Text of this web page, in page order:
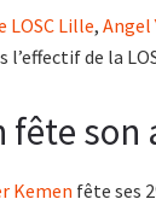
LOSC Lille, Angel
de la
fête
Kemen fête ses